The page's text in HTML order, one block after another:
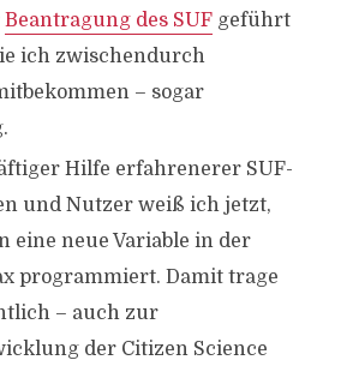
Beantragung des SUFgeführt
ich zwischendurch
– sogar
Hilfe erfahrenerer SUF-
und Nutzer weiß ich jetzt,
eine neue Variable in der
programmiert. Damit trage
– auch zur
der Citizen Science